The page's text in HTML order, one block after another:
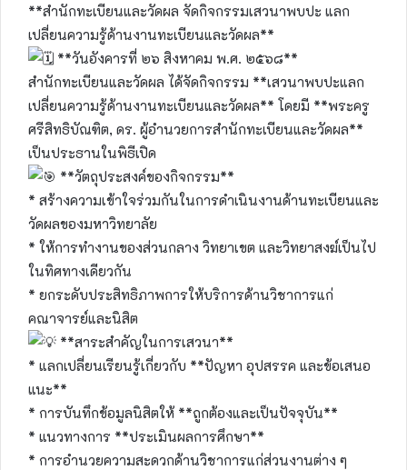
**สำนักทะเบียนและวัดผล จัดกิจกรรมเสวนาพบปะ แลก
เปลี่ยนความรู้ด้านงานทะเบียนและวัดผล**
**วันอังคารที่ ๒๖ สิงหาคม พ.ศ. ๒๕๖๘**
สำนักทะเบียนและวัดผล ได้จัดกิจกรรม **เสวนาพบปะแลก
เปลี่ยนความรู้ด้านงานทะเบียนและวัดผล** โดยมี **พระครู
ศรีสิทธิบัณฑิต, ดร. ผู้อำนวยการสำนักทะเบียนและวัดผล**
เป็นประธานในพิธีเปิด
**วัตถุประสงค์ของกิจกรรม**
* สร้างความเข้าใจร่วมกันในการดำเนินงานด้านทะเบียนและ
วัดผลของมหาวิทยาลัย
* ให้การทำงานของส่วนกลาง วิทยาเขต และวิทยาสงฆ์เป็นไป
ในทิศทางเดียวกัน
* ยกระดับประสิทธิภาพการให้บริการด้านวิชาการแก่
คณาจารย์และนิสิต
**สาระสำคัญในการเสวนา**
* แลกเปลี่ยนเรียนรู้เกี่ยวกับ **ปัญหา อุปสรรค และข้อเสนอ
แนะ**
* การบันทึกข้อมูลนิสิตให้ **ถูกต้องและเป็นปัจจุบัน**
* แนวทางการ **ประเมินผลการศึกษา**
* การอำนวยความสะดวกด้านวิชาการแก่ส่วนงานต่าง ๆ